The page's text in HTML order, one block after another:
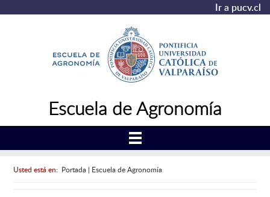
Ir a pucv.cl
Escuela de Agronomía
Usted está en: Portada| Escuela de Agronomía